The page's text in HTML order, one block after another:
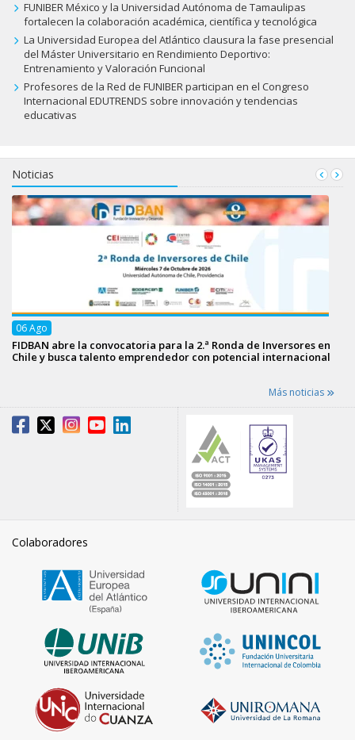
FUNIBER México y la Universidad Autónoma de Tamaulipas
fortalecen la colaboración académica, científica y tecnológica
La Universidad Europea del Atlántico clausura la fase presencial
del Máster Universitario en Rendimiento Deportivo:
Entrenamiento y Valoración Funcional
Profesores de la Red de FUNIBER participan en el Congreso
Internacional EDUTRENDS sobre innovación y tendencias
educativas
Noticias
06Ago
FIDBAN abre la convocatoria para la 2.ª Ronda de Inversores en
Chile y busca talento emprendedor con potencial internacional
Más noticias
Colaboradores